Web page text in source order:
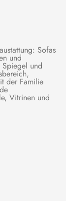
Sofas
und
und
der Familie
Vitrinen und